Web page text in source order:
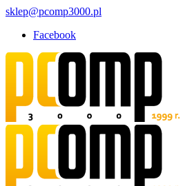
sklep@pcomp3000.pl
Facebook